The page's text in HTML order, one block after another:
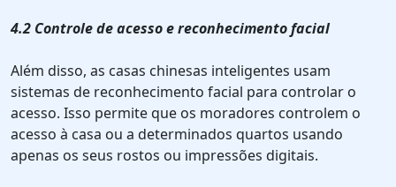
4.2 Controle de acesso e reconhecimento facial
Além disso, as casas chinesas inteligentes usam
sistemas de reconhecimento facial para controlar o
acesso. Isso permite que os moradores controlem o
acesso à casa ou a determinados quartos usando
apenas os seus rostos ou impressões digitais.